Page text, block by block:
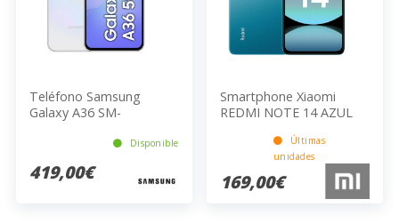
Teléfono Samsung
Galaxy A36 SM-
Disponible
419,00€
Smartphone Xiaomi
REDMI NOTE 14 AZUL
Últimas
unidades
169,00€